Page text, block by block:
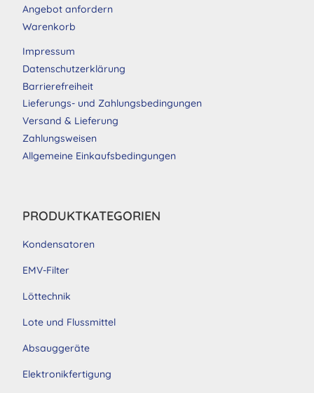
Angebot anfordern
Warenkorb
Impressum
Datenschutzerklärung
Barrierefreiheit
Lieferungs- und Zahlungsbedingungen
Versand & Lieferung
Zahlungsweisen
Allgemeine Einkaufsbedingungen
PRODUKTKATEGORIEN
Kondensatoren
EMV-Filter
Löttechnik
Lote und Flussmittel
Absauggeräte
Elektronikfertigung